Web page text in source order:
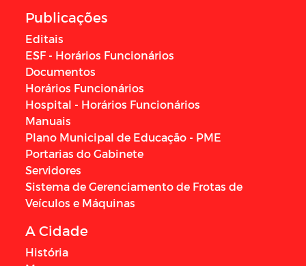
Publicações
Editais
ESF - Horários Funcionários
Documentos
Horários Funcionários
Hospital - Horários Funcionários
Manuais
Plano Municipal de Educação - PME
Portarias do Gabinete
Servidores
Sistema de Gerenciamento de Frotas de
Veículos e Máquinas
A Cidade
História